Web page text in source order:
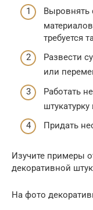
Выровнять
требуется
Развести
или
Работать
Придать
Изучите примеры
декоративной
На фото